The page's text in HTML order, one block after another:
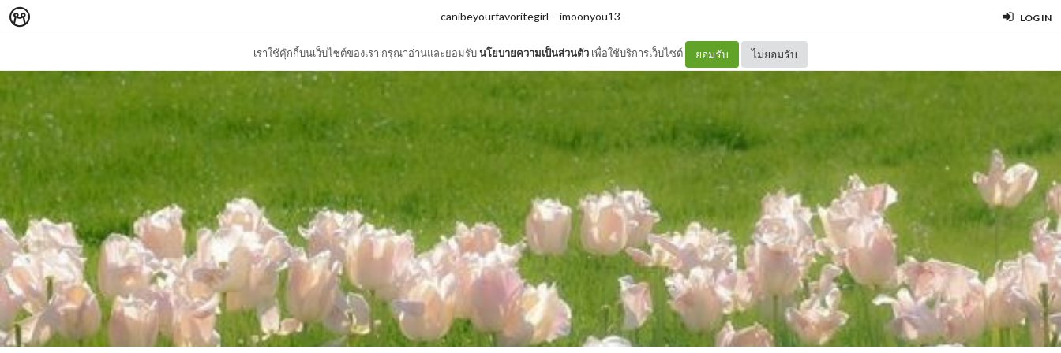
LOG IN
เราใช้คุ๊กกี้บนเว็บไซต์ของเรา กรุณาอ่านและยอมรับนโยบายความเป็นส่วนตัว เพื่อใช้บริการเว็บไซต์ ยอมรับ ไม่ยอมรับ
canibeyourfavoritegirl – imoonyou13